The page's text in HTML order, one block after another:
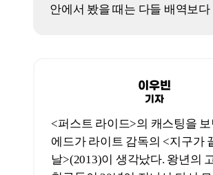
하면 떠오르는 감독이 <가장 보통의 연애
박꽃
기자